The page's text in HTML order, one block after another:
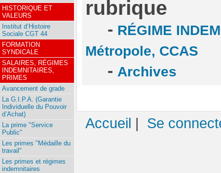
rubrique
- RÉGIME
Métropole, CCAS
- Archives
HISTORIQUE ET
VALEURS
Institut d’Histoire
Sociale CGT 44
FORMATION
SYNDICALE
SALAIRES, RÉGIMES
INDEMNITAIRES,
PRIMES
Avancement de grade
La G.I.P.A. (Garantie
Individuelle du Pouvoir
d’Achat)
La prime "Service
Public"
Les primes "Médaille du
travail"
Les primes et régimes
indemnitaires
Accueil | Se